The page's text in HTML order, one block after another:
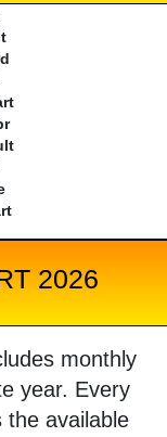
2026
monthly
year. Every
the available